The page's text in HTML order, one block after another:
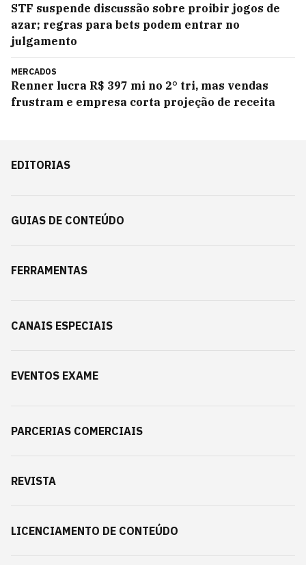
STF suspende discussão sobre proibir jogos de
azar; regras para bets podem entrar no
julgamento
MERCADOS
Renner lucra R$ 397 mi no 2° tri, mas vendas
frustram e empresa corta projeção de receita
EDITORIAS
GUIAS DE CONTEÚDO
FERRAMENTAS
CANAIS ESPECIAIS
EVENTOS EXAME
PARCERIAS COMERCIAIS
REVISTA
LICENCIAMENTO DE CONTEÚDO